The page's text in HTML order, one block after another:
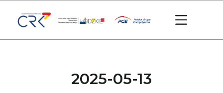
2025-05-13